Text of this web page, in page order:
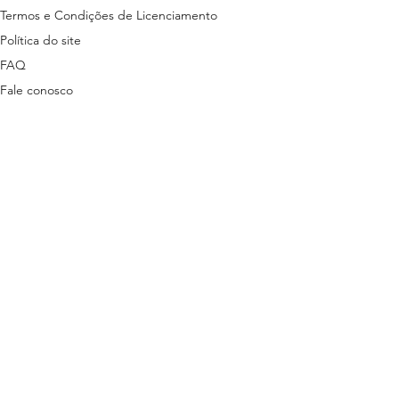
Termos e Condições de Licenciamento
Política do site
FAQ
Fale conosco